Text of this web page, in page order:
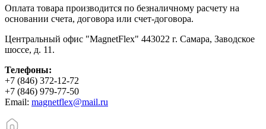
Оплата товара производится по безналичному расчету на
основании счета, договора или счет-договора.
Центральный офис "MagnetFlex" 443022 г. Самара, Заводское
шоссе, д. 11.
Телефоны:
+7 (846) 372-12-72
+7 (846) 979-77-50
Email: magnetflex@mail.ru